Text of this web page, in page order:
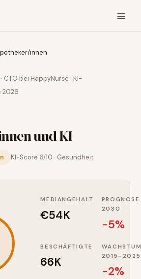
innen
· CTO bei HappyNurse · KI-
2026
und KI
KI-Score 6/10 · Gesundheit
MEDIANGEHALT
€54K
PROGNOSE
2030
-5%
BESCHÄFTIGTE
66K
2015–2025
-2%